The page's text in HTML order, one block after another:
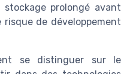
stockage prolongé avant
de développement
se distinguer sur le